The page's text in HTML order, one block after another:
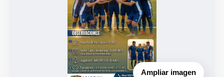
Ampliar imagen